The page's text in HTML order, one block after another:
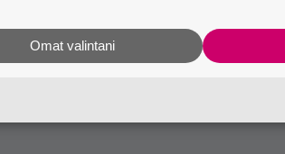
kahvitauolla puhutaan! Nappaa ajankohtaiset
tästä.
Omat valintani